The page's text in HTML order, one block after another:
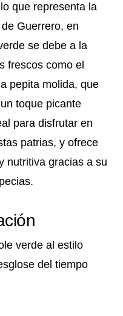
que representa la
Guerrero, en
se debe a la
frescos como el
pepita molida, que
toque picante
para disfrutar en
patrias, y ofrece
nutritiva gracias a su
verde al estilo
del tiempo